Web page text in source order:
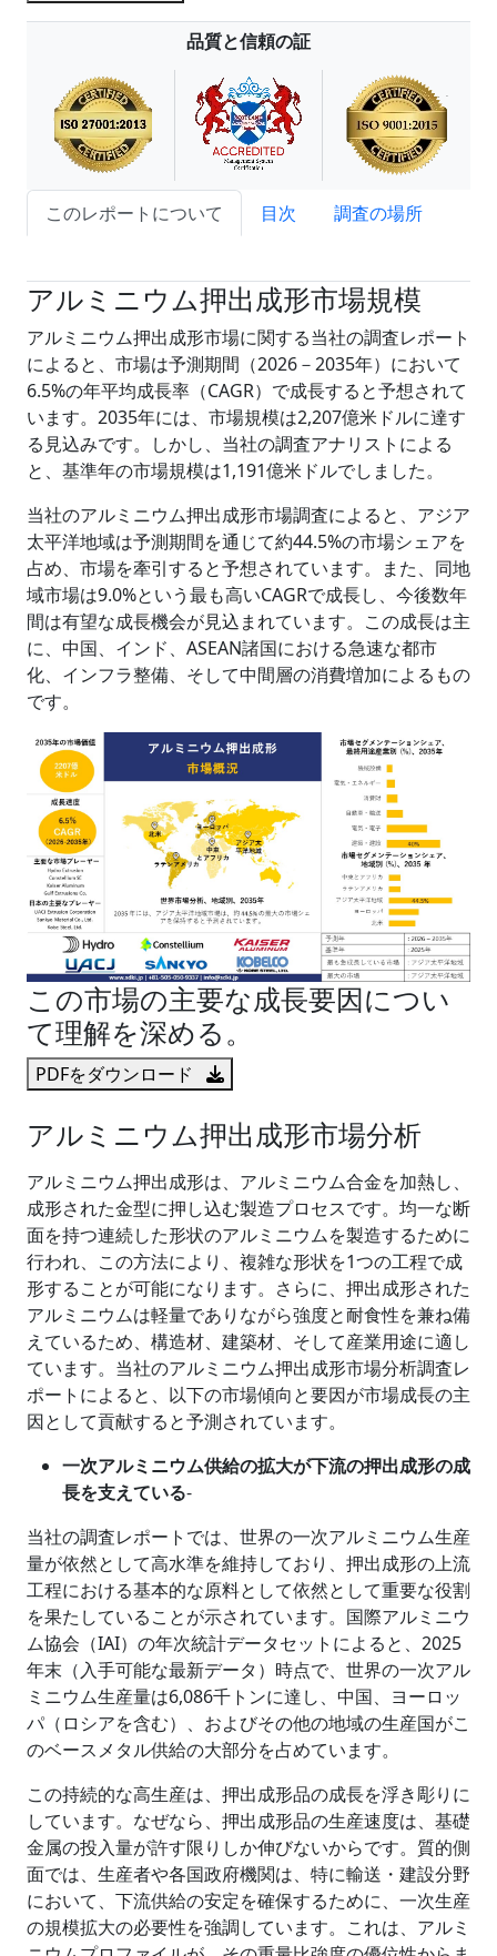
品質と信頼の証
このレポートについて 目次
調査の場所
アルミニウム押出成形市場規模
アルミニウム押出成形市場に関する当社の調査レポート
によると、市場は予測期間（2026－2035年）において
6.5%の年平均成長率（CAGR）で成長すると予想されて
います。2035年には、市場規模は2,207億米ドルに達す
る見込みです。しかし、当社の調査アナリストによる
と、基準年の市場規模は1,191億米ドルでしました。
当社のアルミニウム押出成形市場調査によると、アジア
太平洋地域は予測期間を通じて約44.5%の市場シェアを
占め、市場を牽引すると予想されています。また、同地
域市場は9.0%という最も高いCAGRで成長し、今後数年
間は有望な成長機会が見込まれています。この成長は主
に、中国、インド、ASEAN諸国における急速な都市
化、インフラ整備、そして中間層の消費増加によるもの
です。
この市場の主要な成長要因につい
て理解を深める。
PDFをダウンロード
アルミニウム押出成形市場分析
アルミニウム押出成形は、アルミニウム合金を加熱し、
成形された金型に押し込む製造プロセスです。均一な断
面を持つ連続した形状のアルミニウムを製造するために
行われ、この方法により、複雑な形状を1つの工程で成
形することが可能になります。さらに、押出成形された
アルミニウムは軽量でありながら強度と耐食性を兼ね備
えているため、構造材、建築材、そして産業用途に適し
ています。当社のアルミニウム押出成形市場分析調査レ
ポートによると、以下の市場傾向と要因が市場成長の主
因として貢献すると予測されています。
一次アルミニウム供給の拡大が下流の押出成形の成
長を支えている-
当社の調査レポートでは、世界の一次アルミニウム生産
量が依然として高水準を維持しており、押出成形の上流
工程における基本的な原料として依然として重要な役割
を果たしていることが示されています。国際アルミニウ
ム協会（IAI）の年次統計データセットによると、2025
年末（入手可能な最新データ）時点で、世界の一次アル
ミニウム生産量は6,086千トンに達し、中国、ヨーロッ
パ（ロシアを含む）、およびその他の地域の生産国がこ
のベースメタル供給の大部分を占めています。
この持続的な高生産は、押出成形品の成長を浮き彫りに
しています。なぜなら、押出成形品の生産速度は、基礎
金属の投入量が許す限りしか伸びないからです。質的側
面では、生産者や各国政府機関は、特に輸送・建設分野
において、下流供給の安定を確保するために、一次生産
の規模拡大の必要性を強調しています。これは、アルミ